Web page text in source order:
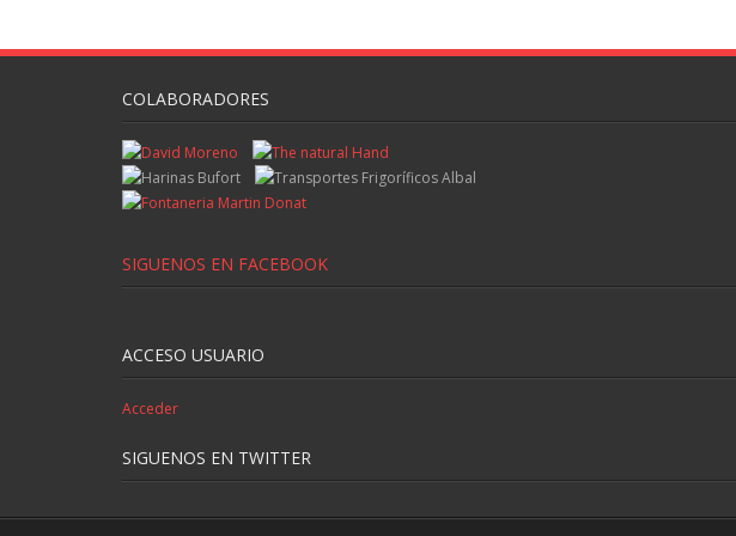
COLABORADORES
SIGUENOS EN FACEBOOK
ACCESO USUARIO
Acceder
SIGUENOS EN TWITTER